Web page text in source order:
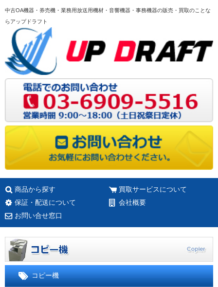
中古OA機器・券売機・業務用放送用機材・音響機器・事務機器の販売・買取のことな
らアップドラフト
商品から探す
買取サービスについて
保証・配送について
会社概要
お問い合せ窓口
コピー機